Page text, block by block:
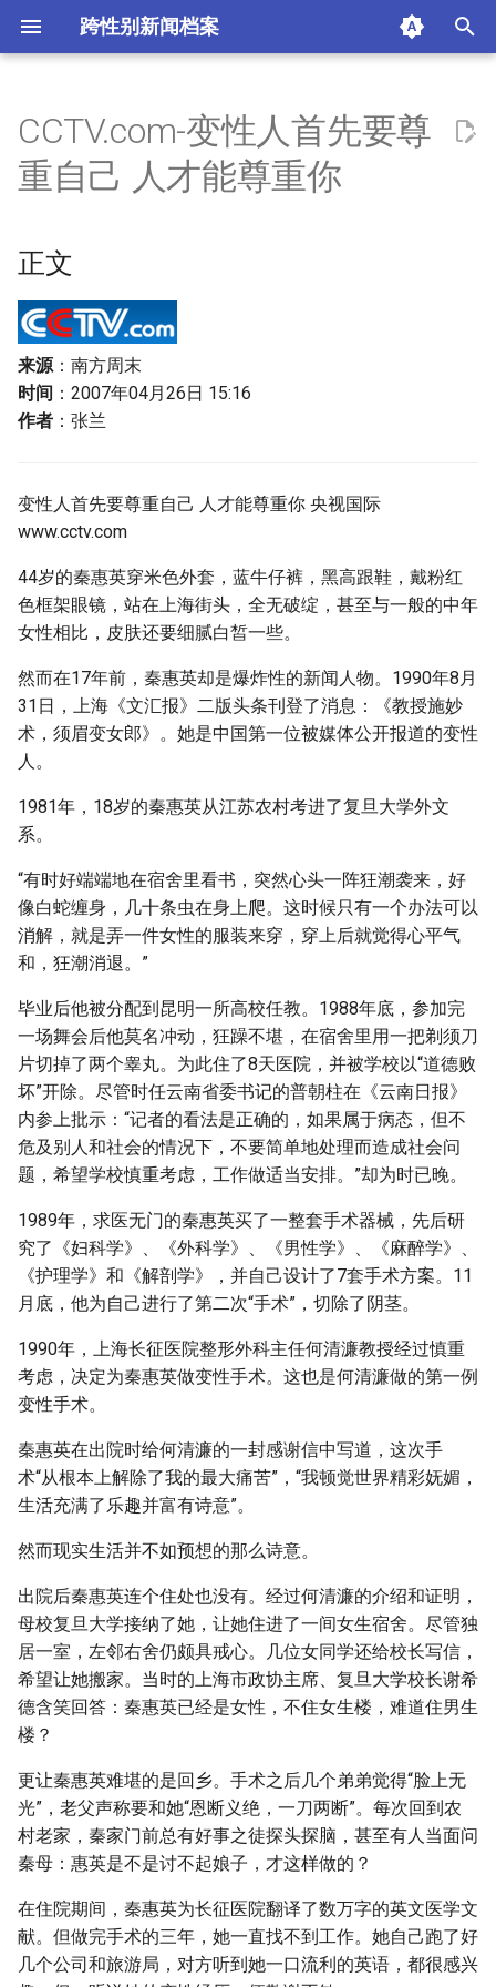
跨性别新闻档案
t
a
z
i
g
a
r
c
正文
附加信息 [Processed Page
CCTV.com-变性人首先要尊
重自己 人才能尊重你
正文
来源：南方周末
时间 ：2007年04月26日 15:16
作者 ：张兰
变性人首先要尊重自己 人才能尊重你 央视国际
www.cctv.com
44岁的秦惠英穿米色外套，蓝牛仔裤，黑高跟鞋，戴粉红
色框架眼镜，站在上海街头，全无破绽，甚至与一般的中年
女性相比，皮肤还要细腻白皙一些。
然而在17年前，秦惠英却是爆炸性的新闻人物。1990年8月
31日，上海《文汇报》二版头条刊登了消息：《教授施妙
术，须眉变女郎》。她是中国第一位被媒体公开报道的变性
人。
1981年，18岁的秦惠英从江苏农村考进了复旦大学外文
系。
“有时好端端地在宿舍里看书，突然心头一阵狂潮袭来，好
像白蛇缠身，几十条虫在身上爬。这时候只有一个办法可以
消解，就是弄一件女性的服装来穿，穿上后就觉得心平气
和，狂潮消退。”
毕业后他被分配到昆明一所高校任教。1988年底，参加完
一场舞会后他莫名冲动，狂躁不堪，在宿舍里用一把剃须刀
片切掉了两个睾丸。为此住了8天医院，并被学校以“道德败
坏”开除。尽管时任云南省委书记的普朝柱在《云南日报》
内参上批示：“记者的看法是正确的，如果属于病态，但不
危及别人和社会的情况下，不要简单地处理而造成社会问
题，希望学校慎重考虑，工作做适当安排。”却为时已晚。
1989年，求医无门的秦惠英买了一整套手术器械，先后研
究了《妇科学》、《外科学》、《男性学》、《麻醉学》、
《护理学》和《解剖学》，并自己设计了7套手术方案。11
月底，他为自己进行了第二次“手术”，切除了阴茎。
1990年，上海长征医院整形外科主任何清濂教授经过慎重
考虑，决定为秦惠英做变性手术。这也是何清濂做的第一例
变性手术。
秦惠英在出院时给何清濂的一封感谢信中写道，这次手
术“从根本上解除了我的最大痛苦”，“我顿觉世界精彩妩媚，
生活充满了乐趣并富有诗意”。
然而现实生活并不如预想的那么诗意。
出院后秦惠英连个住处也没有。经过何清濂的介绍和证明，
母校复旦大学接纳了她，让她住进了一间女生宿舍。尽管独
居一室，左邻右舍仍颇具戒心。几位女同学还给校长写信，
希望让她搬家。当时的上海市政协主席、复旦大学校长谢希
德含笑回答：秦惠英已经是女性，不住女生楼，难道住男生
楼？
更让秦惠英难堪的是回乡。手术之后几个弟弟觉得“脸上无
光”，老父声称要和她“恩断义绝，一刀两断”。每次回到农
村老家，秦家门前总有好事之徒探头探脑，甚至有人当面问
秦母：惠英是不是讨不起娘子，才这样做的？
在住院期间，秦惠英为长征医院翻译了数万字的英文医学文
献。但做完手术的三年，她一直找不到工作。她自己跑了好
几个公司和旅游局，对方听到她一口流利的英语，都很感兴